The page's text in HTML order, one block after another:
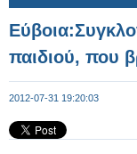
παιδιού, που
2012-07-31 19:20:03